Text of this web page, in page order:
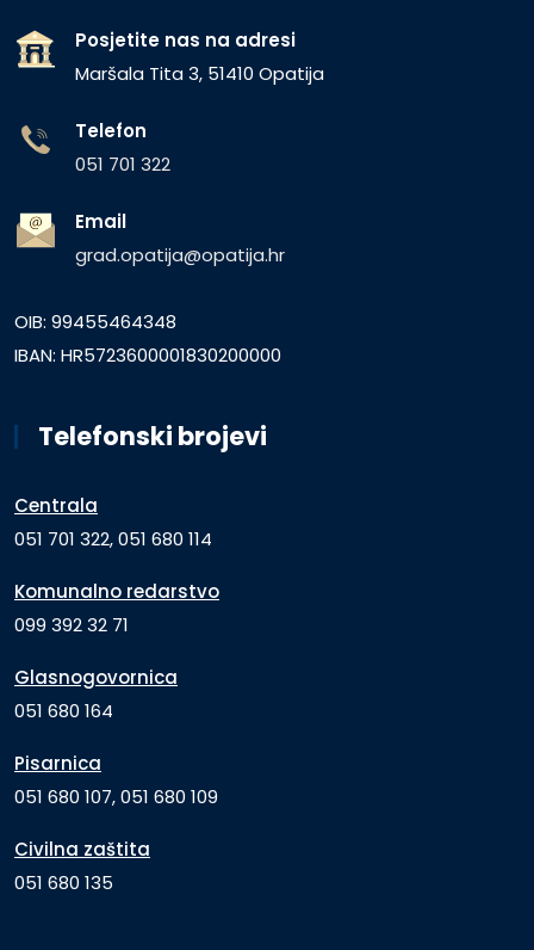
Posjetite nas na adresi
Maršala Tita 3, 51410 Opatija
Telefon
051 701 322
Email
grad.opatija@opatija.hr
OIB: 99455464348
IBAN: HR5723600001830200000
Telefonski brojevi
Centrala
051 701 322, 051 680 114
Komunalno redarstvo
099 392 32 71
Glasnogovornica
051 680 164
Pisarnica
051 680 107, 051 680 109
Civilna zaštita
051 680 135